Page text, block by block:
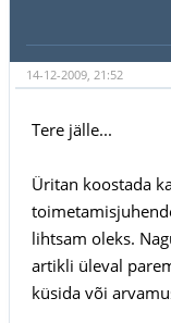
14-12-2009, 21:52
Tere jälle...
Üritan koostada
lihtsam oleks.
artikli üleval
küsida või